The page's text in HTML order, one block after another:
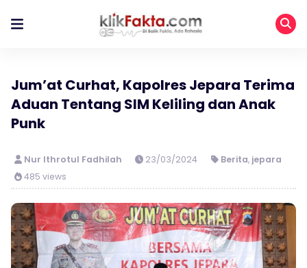
Jum’at Curhat, Kapolres Jepara Terima
Aduan Tentang SIM Keliling dan Anak
Punk
Nur Ithrotul Fadhilah 23/03/2024 Berita, jepara
485 views